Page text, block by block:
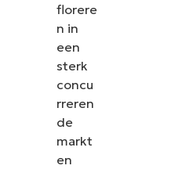
boven
florere
n in
een
sterk
concu
rreren
de
markt
en